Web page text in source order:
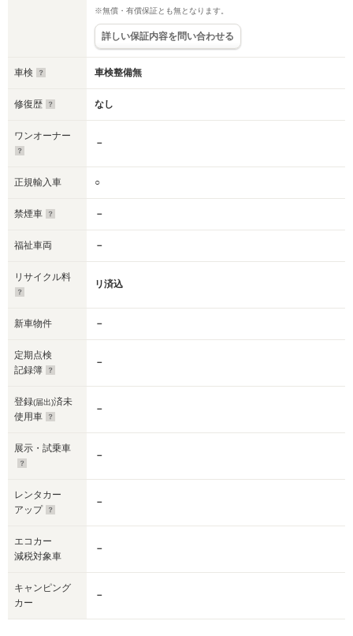
※無償・有償保証とも無となります。
詳しい保証内容を問い合わせる
車検 車検整備無
修復歴 なし
ワンオーナー
－
正規輸入車 ○
禁煙車 －
福祉車両 －
リサイクル料
リ済込
新車物件 －
定期点検
記録簿
－
登録(届出)済未
使用車
－
展示・試乗車
－
レンタカー
アップ
－
エコカー
減税対象車
－
キャンピング
カー
－